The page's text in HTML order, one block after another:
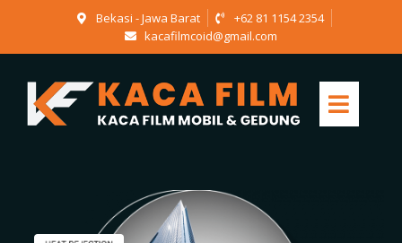
Bekasi - Jawa Barat
+62 81 1154 2354
kacafilmcoid@gmail.com